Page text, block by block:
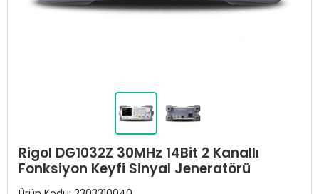
Rigol DG1032Z 30MHz 14Bit 2 Kanallı
Fonksiyon Keyfi Sinyal Jeneratörü